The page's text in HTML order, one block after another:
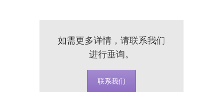
如需更多详情，请联系我们
进行垂询。
联系我们